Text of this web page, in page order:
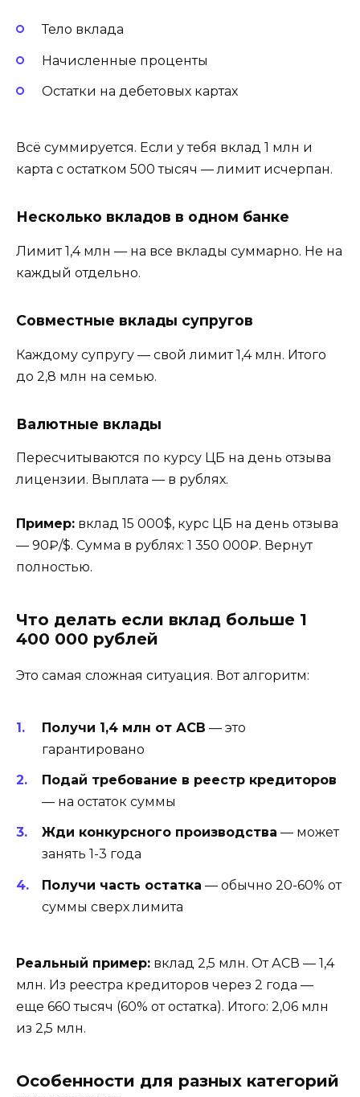
Тело вклада
Начисленные проценты
Остатки на дебетовых картах
Всё суммируется. Если у тебя вклад 1 млн и
карта с остатком 500 тысяч — лимит исчерпан.
Несколько вкладов в одном банке
Лимит 1,4 млн — на все вклады суммарно. Не на
каждый отдельно.
Совместные вклады супругов
Каждому супругу — свой лимит 1,4 млн. Итого
до 2,8 млн на семью.
Валютные вклады
Пересчитываются по курсу ЦБ на день отзыва
лицензии. Выплата — в рублях.
Пример: вклад 15 000$, курс ЦБ на день отзыва
— 90₽/$. Сумма в рублях: 1 350 000₽. Вернут
полностью.
Что делать если вклад больше 1
400 000 рублей
Это самая сложная ситуация. Вот алгоритм:
Получи 1,4 млн от АСВ — это
гарантировано
Подай требование в реестр кредиторов
— на остаток суммы
Жди конкурсного производства — может
занять 1-3 года
Получи часть остатка — обычно 20-60% от
суммы сверх лимита
Реальный пример: вклад 2,5 млн. От АСВ — 1,4
млн. Из реестра кредиторов через 2 года —
еще 660 тысяч (60% от остатка). Итого: 2,06 млн
из 2,5 млн.
Особенности для разных категорий